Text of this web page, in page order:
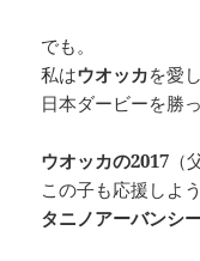
でも。
私はウオッカを愛
日本ダービーを勝
ウオッカの2017
この子も応援しよ
タニノアーバンシ